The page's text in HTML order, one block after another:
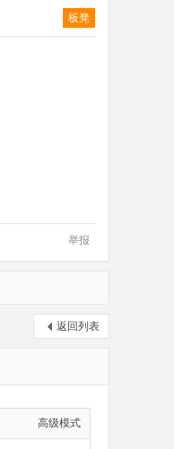
板凳
举报
返回列表
高级模式